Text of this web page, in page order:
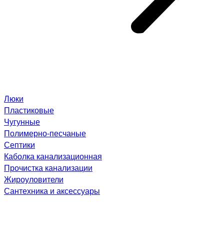
Люки
Пластиковые
Чугунные
Полимерно-песчаные
Септики
Каболка канализационная
Прочистка канализации
Жироуловители
Сантехника и аксессуары